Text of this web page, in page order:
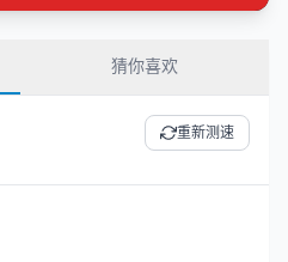
猜你喜欢
重新测速